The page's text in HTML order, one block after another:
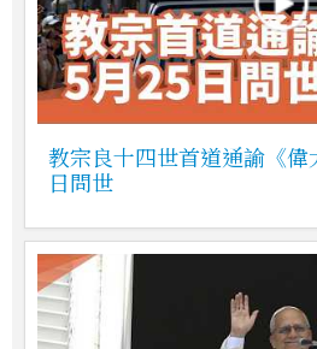
教宗良十四世首道通諭《
日問世